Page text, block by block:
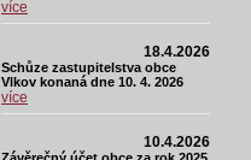
více
18.4.2026
Schůze zastupitelstva obce
Vlkov konaná dne 10. 4. 2026
více
10.4.2026